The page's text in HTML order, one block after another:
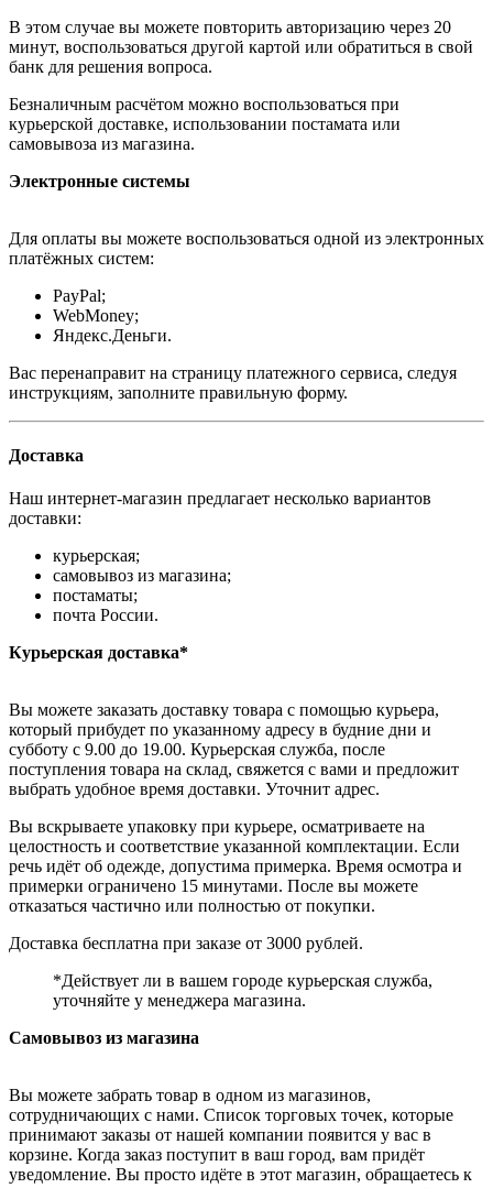
В этом случае вы можете повторить авторизацию через 20
минут, воспользоваться другой картой или обратиться в свой
банк для решения вопроса.
Безналичным расчётом можно воспользоваться при
курьерской доставке, использовании постамата или
самовывоза из магазина.
Электронные системы
Для оплаты вы можете воспользоваться одной из электронных
платёжных систем:
PayPal;
WebMoney;
Яндекс.Деньги.
Вас перенаправит на страницу платежного сервиса, следуя
инструкциям, заполните правильную форму.
Доставка
Наш интернет-магазин предлагает несколько вариантов
доставки:
курьерская;
самовывоз из магазина;
постаматы;
почта России.
Курьерская доставка*
Вы можете заказать доставку товара с помощью курьера,
который прибудет по указанному адресу в будние дни и
субботу с 9.00 до 19.00. Курьерская служба, после
поступления товара на склад, свяжется с вами и предложит
выбрать удобное время доставки. Уточнит адрес.
Вы вскрываете упаковку при курьере, осматриваете на
целостность и соответствие указанной комплектации. Если
речь идёт об одежде, допустима примерка. Время осмотра и
примерки ограничено 15 минутами. После вы можете
отказаться частично или полностью от покупки.
Доставка бесплатна при заказе от 3000 рублей.
*Действует ли в вашем городе курьерская служба,
уточняйте у менеджера магазина.
Самовывоз из магазина
Вы можете забрать товар в одном из магазинов,
сотрудничающих с нами. Список торговых точек, которые
принимают заказы от нашей компании появится у вас в
корзине. Когда заказ поступит в ваш город, вам придёт
уведомление. Вы просто идёте в этот магазин, обращаетесь к